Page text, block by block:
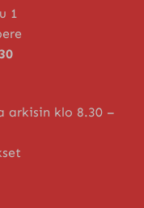
1
arkisin klo 8.30 –